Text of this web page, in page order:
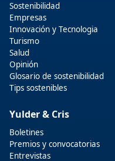
Sostenibilidad
Empresas
Innovación y Tecnologia
Turismo
Salud
Opinión
Glosario de sostenibilidad
Tips sostenibles
Yulder & Cris
Boletines
Premios y convocatorias
Entrevistas